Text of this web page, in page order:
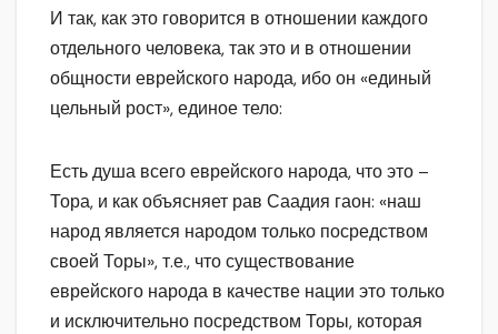
И так, как это говорится в отношении каждого
отдельного человека, так это и в отношении
общности еврейского народа, ибо он «единый
цельный рост», единое тело:
Есть душа всего еврейского народа, что это –
Тора, и как объясняет рав Саадия гаон: «наш
народ является народом только посредством
своей Торы», т.е., что существование
еврейского народа в качестве нации это только
и исключительно посредством Торы, которая